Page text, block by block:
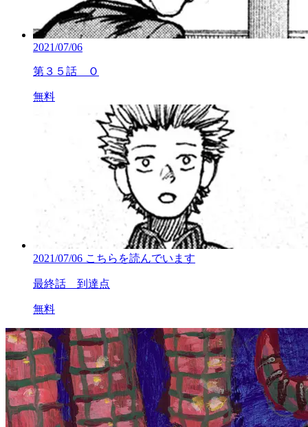
2021/07/06
第３５話 Ｏ
無料
2021/07/06 こちらを読んでいます
最終話 到達点
無料